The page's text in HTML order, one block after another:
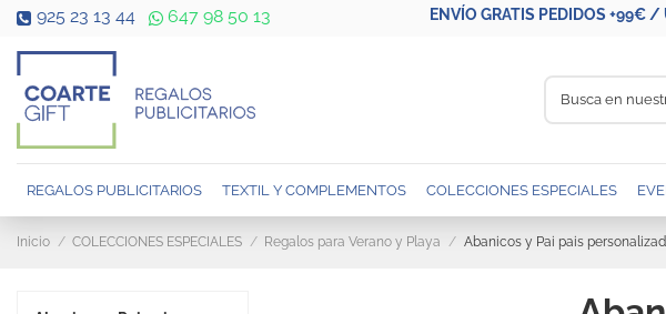
925 23 13 44 647 98 50 13 ENVÍO GRATIS PEDIDOS +99€
REGALOS PUBLICITARIOS TEXTIL Y COMPLEMENTOS COLECCIONES ESPECIALES
Inicio COLECCIONES ESPECIALES Regalos para Verano y Playa Abanicos y Pai pais